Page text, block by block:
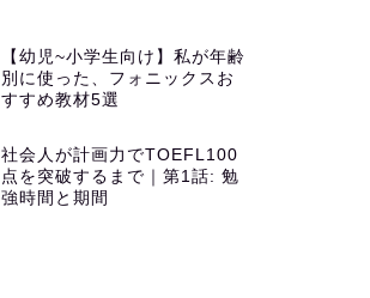
【幼児~小学生向け】私が年齢
別に使った、フォニックスお
すすめ教材5選
社会人が計画力でTOEFL100
点を突破するまで｜第1話: 勉
強時間と期間